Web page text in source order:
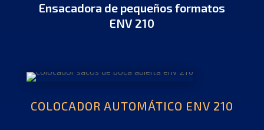
Ensacadora de pequeños formatos
ENV 210
COLOCADOR AUTOMÁTICO ENV 210